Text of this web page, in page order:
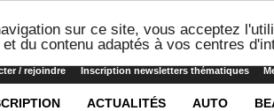
sur ce site, vous acceptez
du contenu adaptés à vos centres
/ rejoindre Inscription newsletters thématiques
ACTUALITÉS AUTO